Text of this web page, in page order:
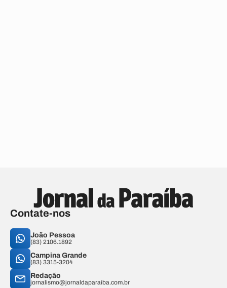
Contate-nos
João Pessoa
(83) 2106.1892
Campina Grande
(83) 3315-3204
Redação
jornalismo@jornaldaparaiba.com.br